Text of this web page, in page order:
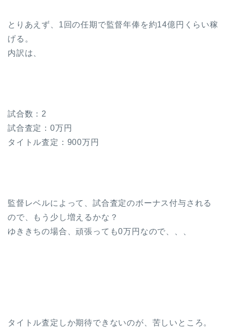
とりあえず、1回の任期で監督年俸を約14億円くらい稼
げる。
内訳は、
試合数：2
試合査定：0万円
タイトル査定：900万円
監督レベルによって、試合査定のボーナス付与される
ので、もう少し増えるかな？
ゆききちの場合、頑張っても0万円なので、、、
タイトル査定しか期待できないのが、苦しいところ。